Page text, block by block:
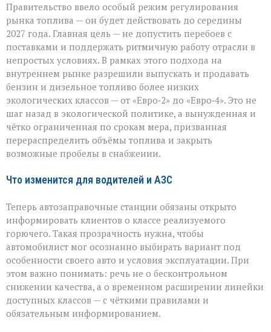
Правительство ввело особый режим регулирования
рынка топлива — он будет действовать до середины
2027 года. Главная цель — не допустить перебоев с
поставками и поддержать ритмичную работу отрасли в
непростых условиях. В рамках этого подхода на
внутреннем рынке разрешили выпускать и продавать
бензин и дизельное топливо более низких
экологических классов — от «Евро‑2» до «Евро‑4». Это не
шаг назад в экологической политике, а вынужденная и
чётко ограниченная по срокам мера, призванная
перераспределить объёмы топлива и закрыть
возможные пробелы в снабжении.
Что изменится для водителей и АЗС
Теперь автозаправочные станции обязаны открыто
информировать клиентов о классе реализуемого
горючего. Такая прозрачность нужна, чтобы
автомобилист мог осознанно выбирать вариант под
особенности своего авто и условия эксплуатации. При
этом важно понимать: речь не о бесконтрольном
снижении качества, а о временном расширении линейки
доступных классов — с чёткими правилами и
обязательным информированием.